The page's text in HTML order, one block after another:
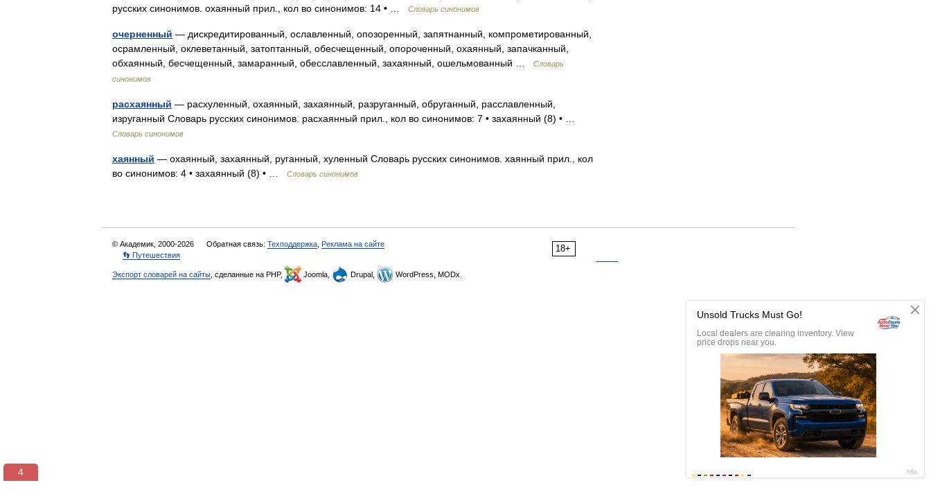
русских синонимов. охаянный прил., кол во синонимов: 14 • …
Словарь синонимов
очерненный — дискредитированный, ославленный, опозоренный, запятнанный, компрометированный,
осрамленный, оклеветанный, затоптанный, обесчещенный, опороченный, охаянный, запачканный,
обхаянный, бесчещенный, замаранный, обесславленный, захаянный, ошельмованный …
Словарь
синонимов
расхаянный — расхуленный, охаянный, захаянный, разруганный, обруганный, расславленный,
изруганный Словарь русских синонимов. расхаянный прил., кол во синонимов: 7 • захаянный (8) • …
Словарь синонимов
хаянный — охаянный, захаянный, руганный, хуленный Словарь русских синонимов. хаянный прил., кол
во синонимов: 4 • захаянный (8) • …
Словарь синонимов
18+
© Академик, 2000-2026 Обратная связь: Техподдержка Реклама на сайте
👣 Путешествия
Экспорт словарей на сайты , сделанные на PHP, Joomla, Drupal, WordPress, MODx.
3